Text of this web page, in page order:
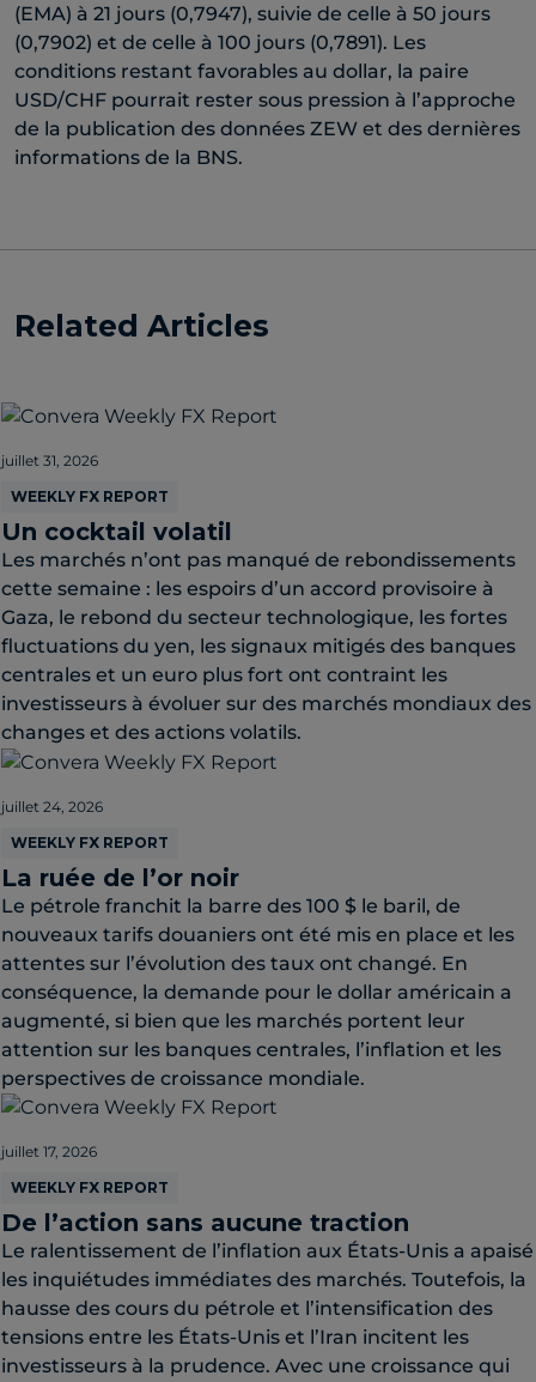
(EMA) à 21 jours (0,7947), suivie de celle à 50 jours
(0,7902) et de celle à 100 jours (0,7891). Les
conditions restant favorables au dollar, la paire
USD/CHF pourrait rester sous pression à l’approche
de la publication des données ZEW et des dernières
informations de la BNS.
Related Articles
juillet 31, 2026
WEEKLY FX REPORT
Un cocktail volatil
Les marchés n’ont pas manqué de rebondissements
cette semaine : les espoirs d’un accord provisoire à
Gaza, le rebond du secteur technologique, les fortes
fluctuations du yen, les signaux mitigés des banques
centrales et un euro plus fort ont contraint les
investisseurs à évoluer sur des marchés mondiaux des
changes et des actions volatils.
juillet 24, 2026
WEEKLY FX REPORT
La ruée de l’or noir
Le pétrole franchit la barre des 100 $ le baril, de
nouveaux tarifs douaniers ont été mis en place et les
attentes sur l’évolution des taux ont changé. En
conséquence, la demande pour le dollar américain a
augmenté, si bien que les marchés portent leur
attention sur les banques centrales, l’inflation et les
perspectives de croissance mondiale.
juillet 17, 2026
WEEKLY FX REPORT
De l’action sans aucune traction
Le ralentissement de l’inflation aux États-Unis a apaisé
les inquiétudes immédiates des marchés. Toutefois, la
hausse des cours du pétrole et l’intensification des
tensions entre les États-Unis et l’Iran incitent les
investisseurs à la prudence. Avec une croissance qui